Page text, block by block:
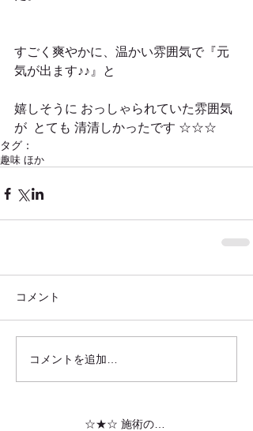
すごく爽やかに、温かい雰囲気で『元
気が出ます♪♪』と
嬉しそうに おっしゃられていた雰囲気
が  とても 清清しかったです ☆☆☆
タグ：
趣味 ほか
コメント
コメントを追加…